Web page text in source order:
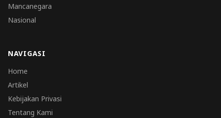
Mancanegara
Nasional
NAVIGASI
Home
Artikel
Kebijakan Privasi
Tentang Kami